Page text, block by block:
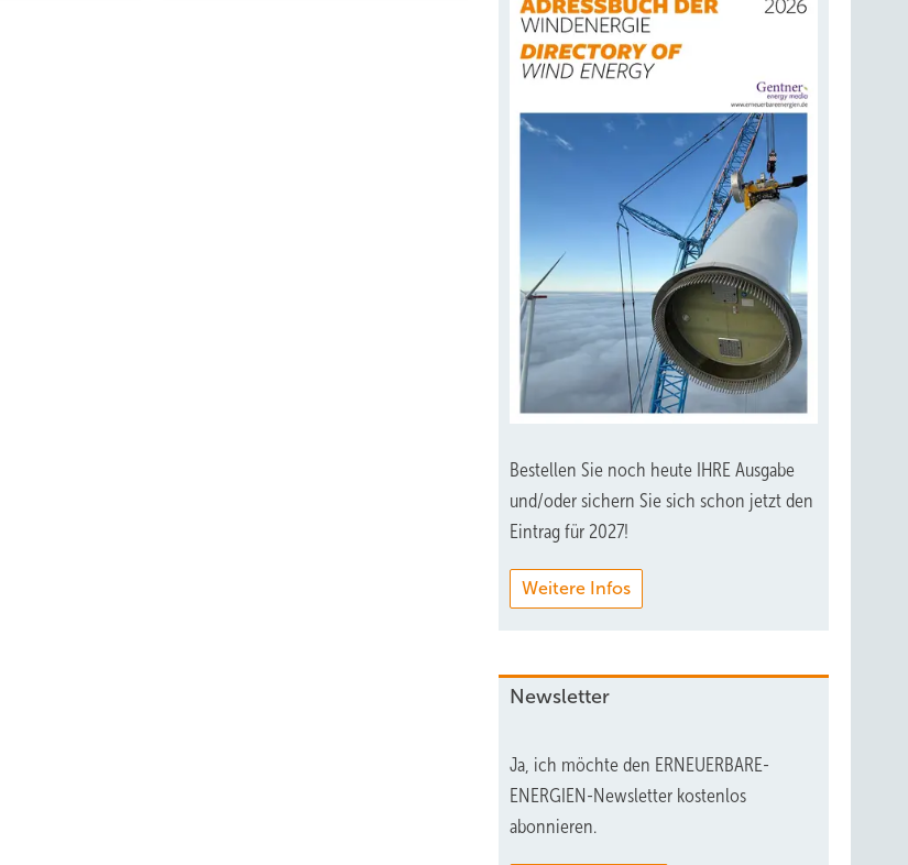
Bestellen Sie noch heute IHRE Ausgabe
und/oder sichern Sie sich schon jetzt den
Eintrag für 2027!
Weitere Infos
Newsletter
Ja, ich möchte den ERNEUERBARE-
ENERGIEN-Newsletter kostenlos
abonnieren.